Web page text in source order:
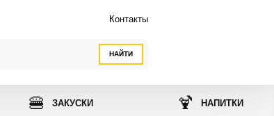
НАЙТИ
Контакты
🍔 ЗАКУСКИ 🍹 НАПИТКИ